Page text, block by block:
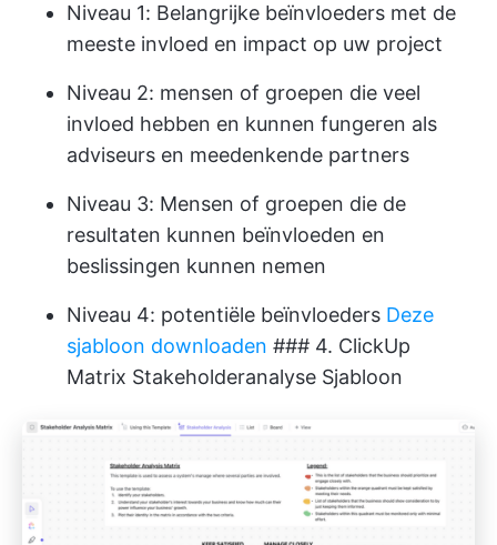
Niveau 1: Belangrijke beïnvloeders met de
meeste invloed en impact op uw project
Niveau 2: mensen of groepen die veel
invloed hebben en kunnen fungeren als
adviseurs en meedenkende partners
Niveau 3: Mensen of groepen die de
resultaten kunnen beïnvloeden en
beslissingen kunnen nemen
Niveau 4: potentiële beïnvloeders Deze
sjabloon downloaden ### 4. ClickUp
Matrix Stakeholderanalyse Sjabloon